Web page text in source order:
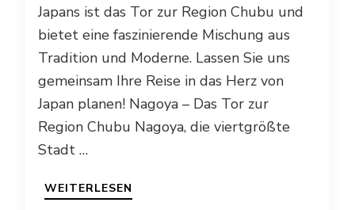
Japans ist das Tor zur Region Chubu und
bietet eine faszinierende Mischung aus
Tradition und Moderne. Lassen Sie uns
gemeinsam Ihre Reise in das Herz von
Japan planen! Nagoya – Das Tor zur
Region Chubu Nagoya, die viertgrößte
Stadt …
WEITERLESEN